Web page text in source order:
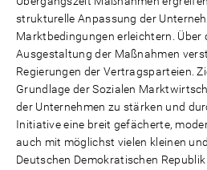
strukturelle Anpassung der
Marktbedingungen erleichtern. Über
Ausgestaltung der Maßnahmen
Regierungen der Vertragsparteien.
Grundlage der Sozialen
der Unternehmen zu stärken und
Initiative eine breit gefächerte,
auch mit möglichst vielen kleinen
Deutschen Demokratischen